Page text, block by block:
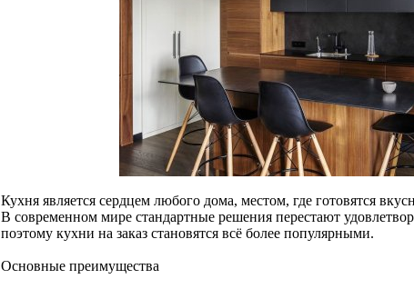
Кухня является сердцем любого дома, местом, где готовятся
В современном мире стандартные решения перестают
поэтому кухни на заказ становятся всё более популярными.
Основные преимущества